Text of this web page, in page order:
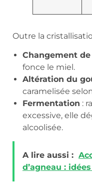
Outre la
Changement
fonce le miel.
Altération du
caramelisée
Fermentation :
excessive, elle
alcoolisée.
A lire aussi :
d’agneau :